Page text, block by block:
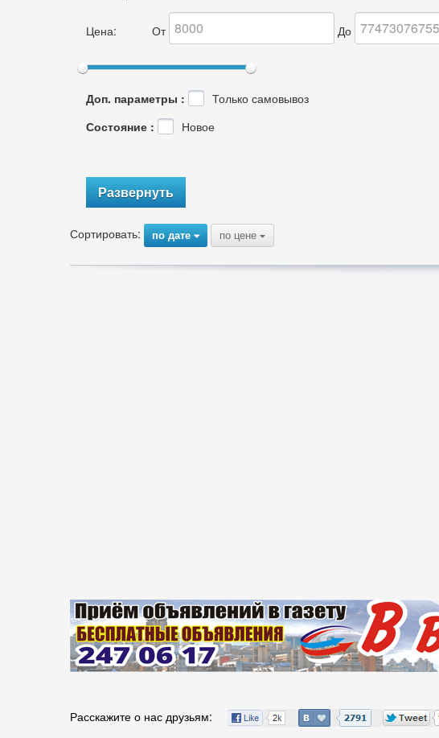
Цена: От До
Доп. параметры :
Только самовывоз
Состояние :
Новое
Развернуть
Сортировать: по дате{ по цене {
Расскажите о нас друзьям: